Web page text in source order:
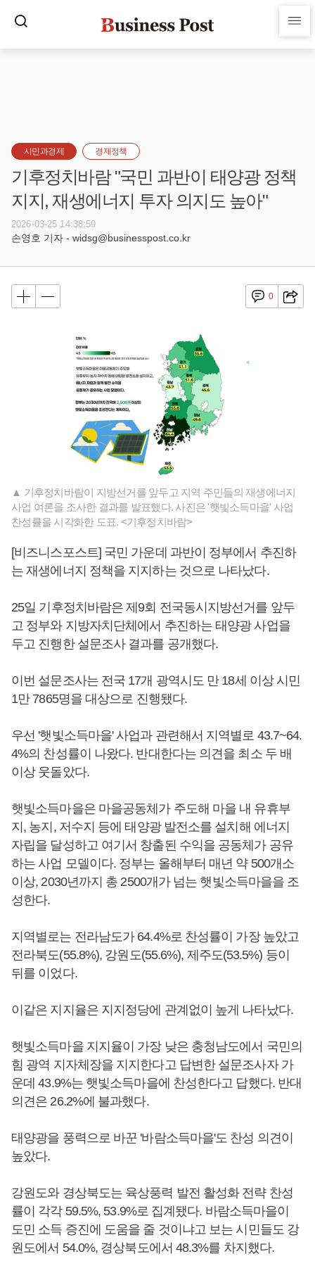
시민과경제 경제정책
기후정치바람 "국민 과반이 태양광 정책
지지, 재생에너지 투자 의지도 높아"
2026-03-25 14:38:59
손영호 기자 - widsg@businesspost.co.kr
0
▲ 기후정치바람이 지방선거를 앞두고 지역 주민들의 재생에너지
사업 여론을 조사한 결과를 발표했다. 사진은 '햇빛소득마을' 사업
찬성률을 시각화한 도표. <기후정치바람>
[비즈니스포스트] 국민 가운데 과반이 정부에서 추진하
는 재생에너지 정책을 지지하는 것으로 나타났다.
25일 기후정치바람은 제9회 전국동시지방선거를 앞두
고 정부와 지방자치단체에서 추진하는 태양광 사업을
두고 진행한 설문조사 결과를 공개했다.
이번 설문조사는 전국 17개 광역시도 만 18세 이상 시민
1만 7865명을 대상으로 진행됐다.
우선 '햇빛소득마을' 사업과 관련해서 지역별로 43.7~64.
4%의 찬성률이 나왔다. 반대한다는 의견을 최소 두 배
이상 웃돌았다.
햇빛소득마을은 마을공동체가 주도해 마을 내 유휴부
지, 농지, 저수지 등에 태양광 발전소를 설치해 에너지
자립을 달성하고 여기서 창출된 수익을 공동체가 공유
하는 사업 모델이다. 정부는 올해부터 매년 약 500개소
이상, 2030년까지 총 2500개가 넘는 햇빛소득마을을 조
성한다.
지역별로는 전라남도가 64.4%로 찬성률이 가장 높았고
전라북도(55.8%), 강원도(55.6%), 제주도(53.5%) 등이
뒤를 이었다.
이같은 지지율은 지지정당에 관계없이 높게 나타났다.
햇빛소득마을 지지율이 가장 낮은 충청남도에서 국민의
힘 광역 지자체장을 지지한다고 답변한 설문조사자 가
운데 43.9%는 햇빛소득마을에 찬성한다고 답했다. 반대
의견은 26.2%에 불과했다.
태양광을 풍력으로 바꾼 '바람소득마을'도 찬성 의견이
높았다.
강원도와 경상북도는 육상풍력 발전 활성화 전략 찬성
률이 각각 59.5%, 53.9%로 집계됐다. 바람소득마을이
도민 소득 증진에 도움을 줄 것이냐고 보는 시민들도 강
원도에서 54.0%, 경상북도에서 48.3%를 차지했다.